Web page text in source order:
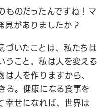
のだったんですね！マ
見がありましたか？
づいたことは、私たちは
うこと。私は人を変える
は人を作りますから、
る。健康になる食事を
幸せになれば、世界は